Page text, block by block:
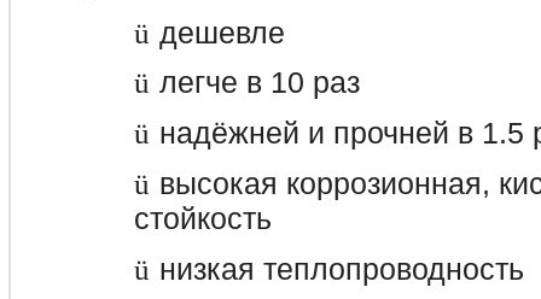
ü дешевле
ü легче в 10 раз
ü надёжней и прочней в 1.5
ü высокая коррозионная,
стойкость
ü низкая теплопроводность